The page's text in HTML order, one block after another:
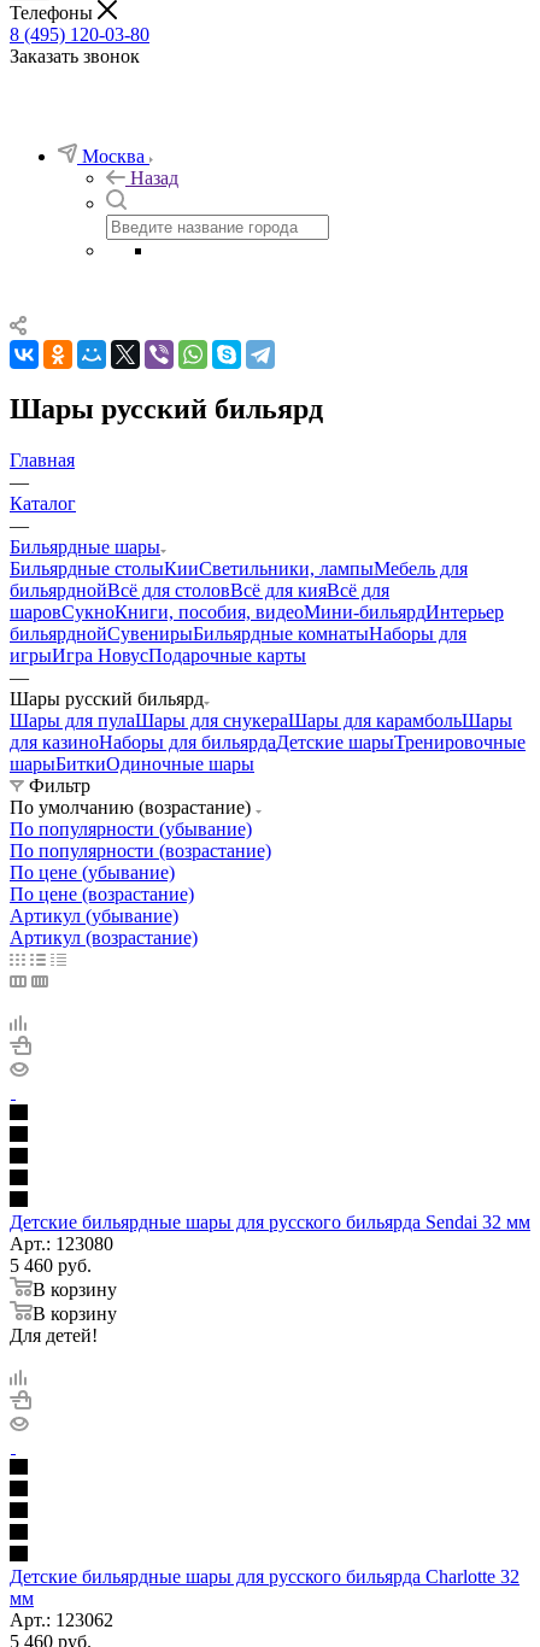
Телефоны
8 (495) 120-03-80
Заказать звонок
Москва
Назад
Шары русский бильярд
Главная
—
Каталог
—
Бильярдные шары
Бильярдные столыКииСветильники, лампыМебель для
бильярднойВсё для столовВсё для кияВсё для
шаровСукноКниги, пособия, видеоМини-бильярдИнтерьер
бильярднойСувенирыБильярдные комнатыНаборы для
игрыИгра НовусПодарочные карты
—
Шары русский бильярд
Шары для пулаШары для снукераШары для карамбольШары
для казиноНаборы для бильярдаДетские шарыТренировочные
шарыБиткиОдиночные шары
Фильтр
По умолчанию (возрастание)
По популярности (убывание)
По популярности (возрастание)
По цене (убывание)
По цене (возрастание)
Артикул (убывание)
Артикул (возрастание)
Детские бильярдные шары для русского бильярда Sendai 32 мм
Арт.: 123080
5 460 руб.
В корзину
В корзину
Для детей!
Детские бильярдные шары для русского бильярда Charlotte 32
мм
Арт.: 123062
5 460 руб.